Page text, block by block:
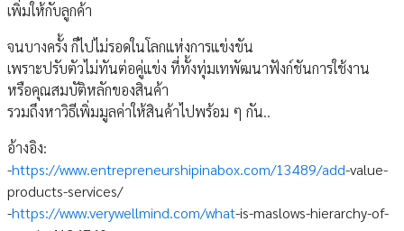
เพิ่มให้กับลูกค้า
จนบางครั้ง ก็ไปไม่รอดในโลกแห่งการแข่งขัน
เพราะปรับตัวไม่ทันต่อคู่แข่ง ที่ทั้งทุ่มเทพัฒนาฟังก์ชันการใช้งาน
หรือคุณสมบัติหลักของสินค้า
รวมถึงหาวิธีเพิ่มมูลค่าให้สินค้าไปพร้อม ๆ กัน..
อ้างอิง:
-https://www.entrepreneurshipinabox.com/13489/add-value-
products-services/
-https://www.verywellmind.com/what-is-maslows-hierarchy-of-